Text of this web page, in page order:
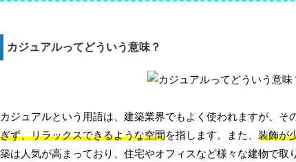
カジュアルってどういう意味？
カジュアルという用語は、建築業界でもよく使われますが、そ
ぎず、リラックスできるような空間を指します。また、 装飾が
築は人気が高まっており、住宅やオフィスなど様々な建物で取